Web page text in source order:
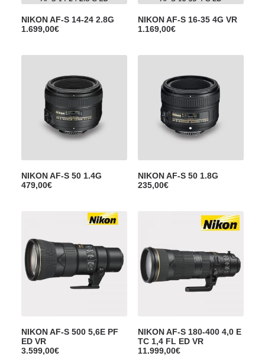
NIKON AF-S 14-24 2.8G
1.699,00€
NIKON AF-S 16-35 4G VR
1.169,00€
NIKON AF-S 50 1.4G
479,00€
NIKON AF-S 50 1.8G
235,00€
NIKON AF-S 500 5,6E PF
ED VR
3.599,00€
NIKON AF-S 180-400 4,0 E
TC 1,4 FL ED VR
11.999,00€